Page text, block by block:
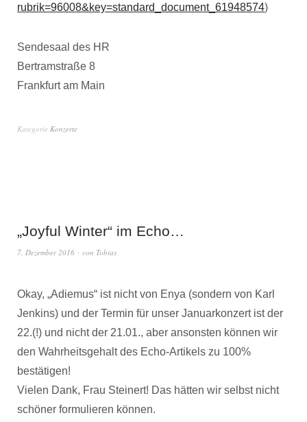
rubrik=96008&key=standard_document_61948574)
Sendesaal des HR
Bertramstraße 8
Frankfurt am Main
Kategorie Konzerte
„Joyful Winter“ im Echo…
7. Dezember 2016 von Tobias
Okay, „Adiemus“ ist nicht von Enya (sondern von Karl
Jenkins) und der Termin für unser Januarkonzert ist der
22.(!) und nicht der 21.01., aber ansonsten können wir
den Wahrheitsgehalt des Echo-Artikels zu 100%
bestätigen!
Vielen Dank, Frau Steinert! Das hätten wir selbst nicht
schöner formulieren können.